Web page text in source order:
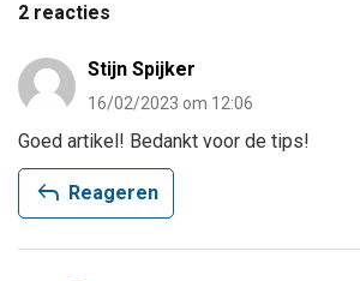
2 reacties
Stijn Spijker
16/02/2023 om 12:06
Goed artikel! Bedankt voor de tips!
reply Reageren